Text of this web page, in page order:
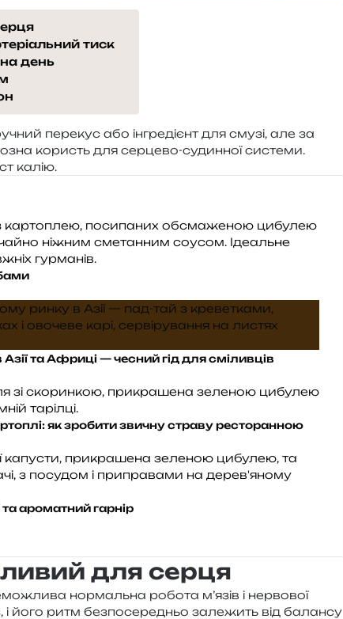
тиск
день
пере­кус або інгре­ді­єнт для смузі, але за
користь для сер­це­во-судин­ної систе­ми.
калію.
та Африці — чесний гід для сміливців
як зробити звичну страву ресторанною
ароматний гарнір
для серця
нор­маль­на робо­та м’язів і нер­во­вої
його ритм без­по­се­ре­дньо зале­жить від балан­су